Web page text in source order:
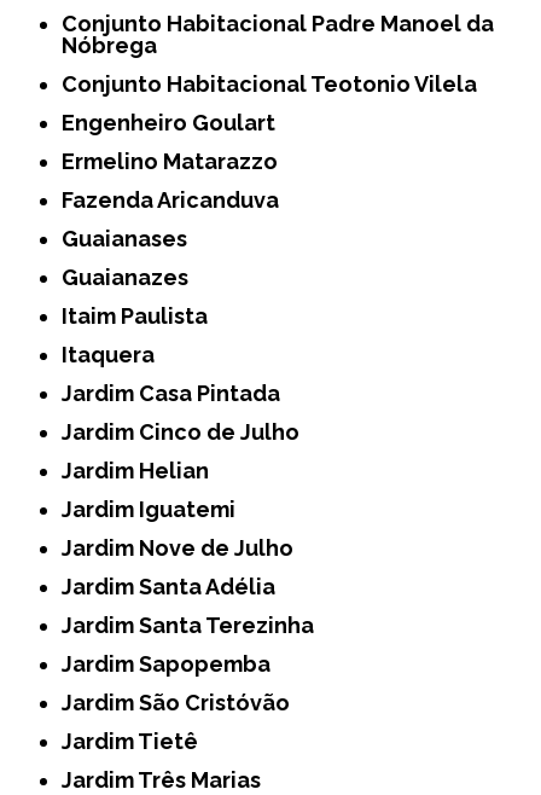
Conjunto Habitacional Padre Manoel da
Nóbrega
Conjunto Habitacional Teotonio Vilela
Engenheiro Goulart
Ermelino Matarazzo
Fazenda Aricanduva
Guaianases
Guaianazes
Itaim Paulista
Itaquera
Jardim Casa Pintada
Jardim Cinco de Julho
Jardim Helian
Jardim Iguatemi
Jardim Nove de Julho
Jardim Santa Adélia
Jardim Santa Terezinha
Jardim Sapopemba
Jardim São Cristóvão
Jardim Tietê
Jardim Três Marias